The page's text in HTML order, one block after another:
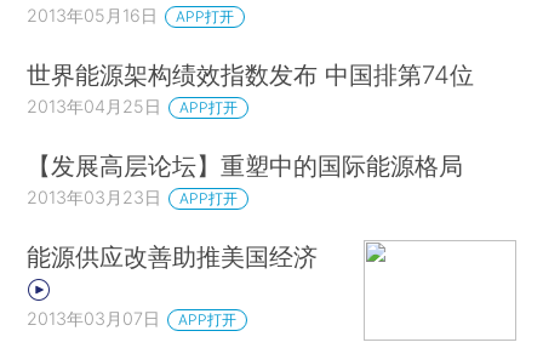
2013年05月16日 APP打开
世界能源架构绩效指数发布 中国排第74位
2013年04月25日 APP打开
【发展高层论坛】重塑中的国际能源格局
2013年03月23日 APP打开
能源供应改善助推美国经济
2013年03月07日 APP打开